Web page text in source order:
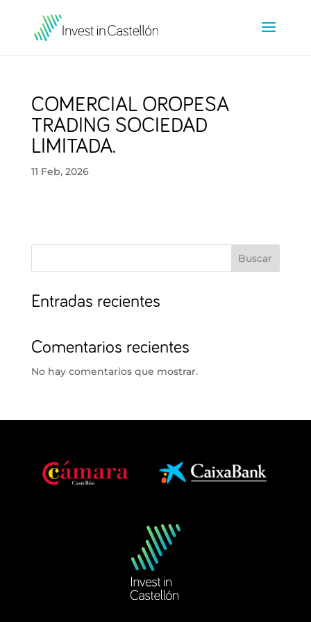
COMERCIAL OROPESA
TRADING SOCIEDAD
LIMITADA.
11 Feb, 2026
Buscar
Entradas recientes
Comentarios recientes
No hay comentarios que mostrar.